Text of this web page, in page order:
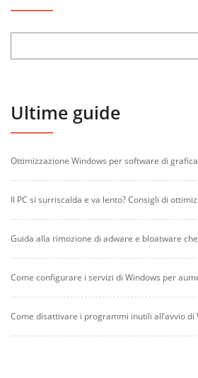
Ultime guide
Ottimizzazione Windows per software di
Il PC si surriscalda e va lento? Consigli di
Guida alla rimozione di adware e bloatware
Come configurare i servizi di Windows per
Come disattivare i programmi inutili all’avvio di